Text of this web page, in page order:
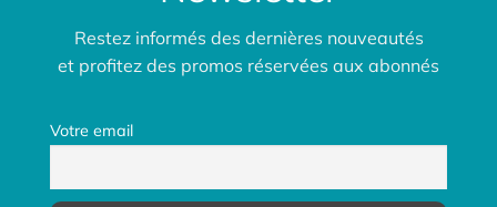
Restez informés des dernières nouveautés
et profitez des promos réservées aux abonnés
Votre email